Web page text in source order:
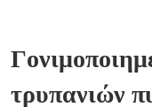
τρυπανιών